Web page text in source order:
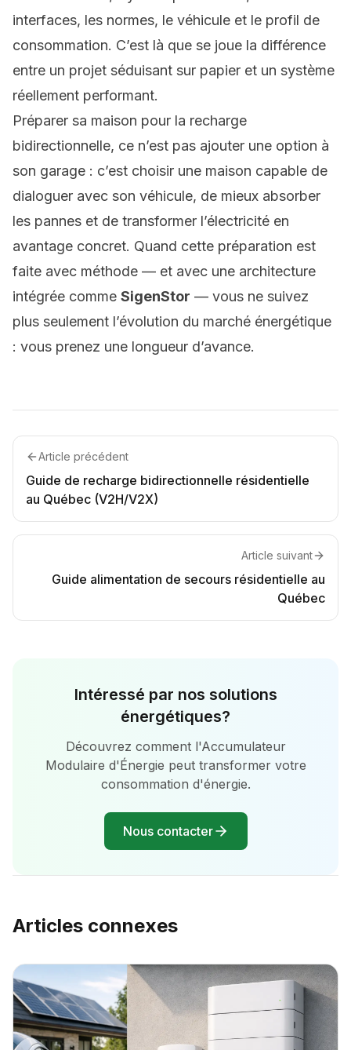
interfaces, les normes, le véhicule et le profil de
consommation. C’est là que se joue la différence
entre un projet séduisant sur papier et un système
réellement performant.
Préparer sa maison pour la recharge
bidirectionnelle, ce n’est pas ajouter une option à
son garage : c’est choisir une maison capable de
dialoguer avec son véhicule, de mieux absorber
les pannes et de transformer l’électricité en
avantage concret. Quand cette préparation est
faite avec méthode — et avec une architecture
intégrée comme SigenStor — vous ne suivez
plus seulement l’évolution du marché énergétique
: vous prenez une longueur d’avance.
Article précédent
Guide de recharge bidirectionnelle résidentielle
au Québec (V2H/V2X)
Article suivant
Guide alimentation de secours résidentielle au
Québec
Intéressé par nos solutions
énergétiques?
Découvrez comment l'Accumulateur
Modulaire d'Énergie peut transformer votre
consommation d'énergie.
Nous contacter
Articles connexes